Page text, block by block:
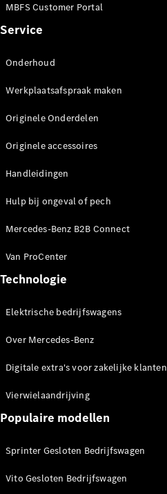
eVito
Bestelwagen
Tourer
Mercedes-
eCitan
Gesloten
Bestelwagen
Configurator
Mercedes-
MBFS Customer Portal
Service
Onderhoud
Werkplaatsafspraak maken
Originele Onderdelen
Originele accessoires
Handleidingen
Hulp bij ongeval of pech
Mercedes-Benz B2B Connect
Van ProCenter
Technologie
Elektrische bedrijfswagens
Over Mercedes-Benz
Digitale extra's voor zakelijke klanten
Vierwielaandrijving
Populaire modellen
Sprinter Gesloten Bedrijfswagen
Vito Gesloten Bedrijfswagen